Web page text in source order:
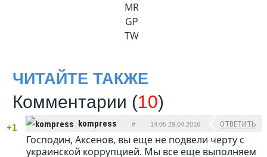
MR
GP
TW
ЧИТАЙТЕ ТАКЖЕ
Комментарии (10)
+1 kompress # 14:05 29.04.2016 ОТВЕТИТЬ
Господин, Аксенов, вы еще не подвели черту с
украинской коррупцией. Мы все еще выполняем